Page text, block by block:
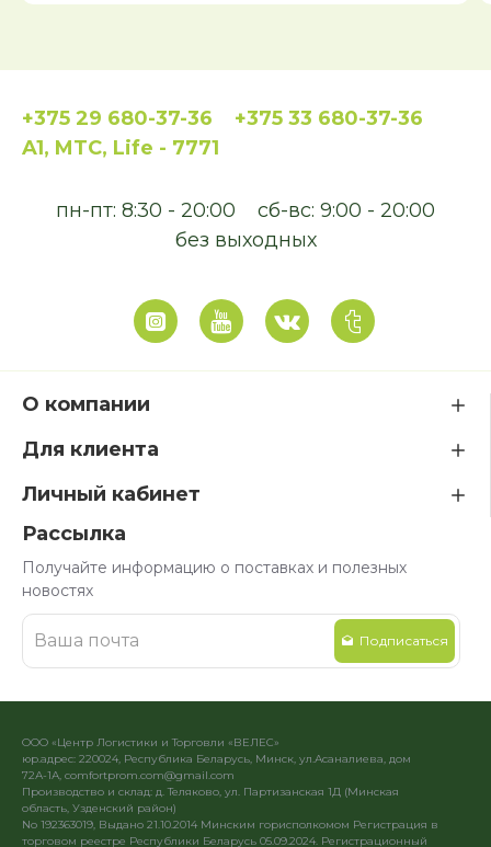
+375 29 680-37-36
+375 33 680-37-36
A1, MTC, Life - 7771
пн-пт: 8:30 - 20:00
сб-вс: 9:00 - 20:00
без выходных
О компании
Для клиента
Личный кабинет
Рассылка
Получайте информацию о поставках и полезных
новостях
Подписаться
ООО «Центр Логистики и Торговли «ВЕЛЕС»
юр.адрес: 220024, Республика Беларусь, Минск, ул.Асаналиева, дом
72А-1А, comfortprom.com@gmail.com
Производство и склад: д. Теляково, ул. Партизанская 1Д (Минская
область, Узденский район)
No 192363019, Выдано 21.10.2014 Минским горисполкомом Регистрация в
торговом реестре Республики Беларусь 05.09.2024. Регистрационный